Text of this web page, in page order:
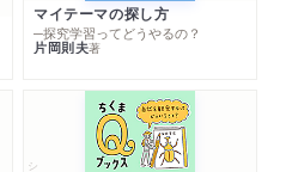
マイテーマの探し方
─探究学習ってどうやるの？
片岡則夫著